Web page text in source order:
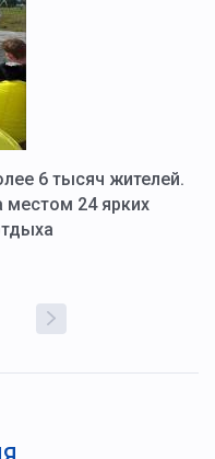
6 тысяч жителей.
24 ярких